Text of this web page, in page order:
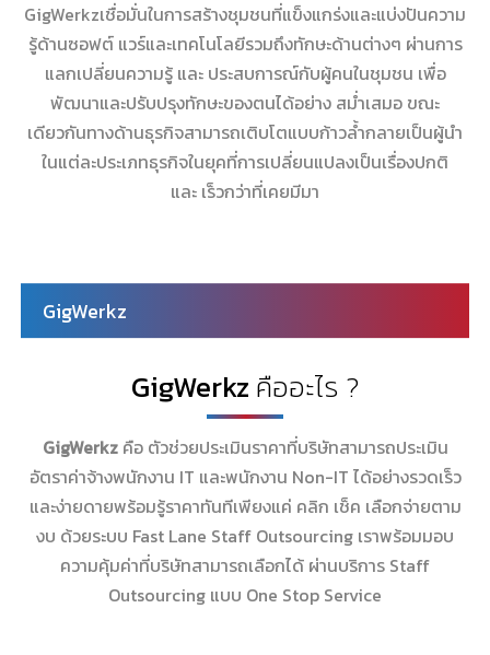
GigWerkzเชื่อมั่นในการสร้างชุมชนที่แข็งแกร่งและแบ่งปันความ
รู้ด้านซอฟต์ แวร์และเทคโนโลยีรวมถึงทักษะด้านต่างๆ ผ่านการ
แลกเปลี่ยนความรู้ และ ประสบการณ์กับผู้คนในชุมชน เพื่อ
พัฒนาและปรับปรุงทักษะของตนได้อย่าง สม่ำเสมอ ขณะ
เดียวกันทางด้านธุรกิจสามารถเติบโตแบบก้าวล้ำกลายเป็นผู้นำ
ในแต่ละประเภทธุรกิจในยุคที่การเปลี่ยนแปลงเป็นเรื่องปกติ
และ เร็วกว่าที่เคยมีมา
GigWerkz
GigWerkz คืออะไร ?
GigWerkzคือ ตัวช่วยประเมินราคาที่บริษัทสามารถประเมิน
อัตราค่าจ้างพนักงาน IT และพนักงาน Non-IT ได้อย่างรวดเร็ว
และง่ายดายพร้อมรู้ราคาทันทีเพียงแค่ คลิก เช็ค เลือกจ่ายตาม
งบ ด้วยระบบ Fast Lane Staff Outsourcing เราพร้อมมอบ
ความคุ้มค่าที่บริษัทสามารถเลือกได้ ผ่านบริการ Staff
Outsourcing แบบ One Stop Service